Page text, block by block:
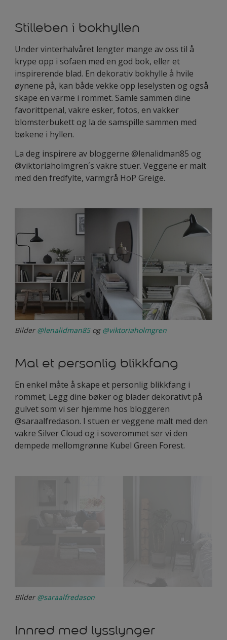
Stilleben i bokhyllen
Under vinterhalvåret lengter mange av oss til å
krype opp i sofaen med en god bok, eller et
inspirerende blad. En dekorativ bokhylle å hvile
øynene på, kan både vekke opp leselysten og også
skape en varme i rommet. Samle sammen dine
favorittpenal, vakre esker, fotos, en vakker
blomsterbukett og la de samspille sammen med
bøkene i hyllen.
La deg inspirere av bloggerne @lenalidman85 og
@viktoriaholmgren´s vakre stuer. Veggene er malt
med den fredfylte, varmgrå HoP Greige.
Bilder @lenalidman85og @viktoriaholmgren
Mal et personlig blikkfang
En enkel måte å skape et personlig blikkfang i
rommet; Legg dine bøker og blader dekorativt på
gulvet som vi ser hjemme hos bloggeren
@saraalfredason. I stuen er veggene malt med den
vakre Silver Cloud og i soverommet ser vi den
dempede mellomgrønne Kubel Green Forest.
BIlder @saraalfredason
Innred med lysslynger